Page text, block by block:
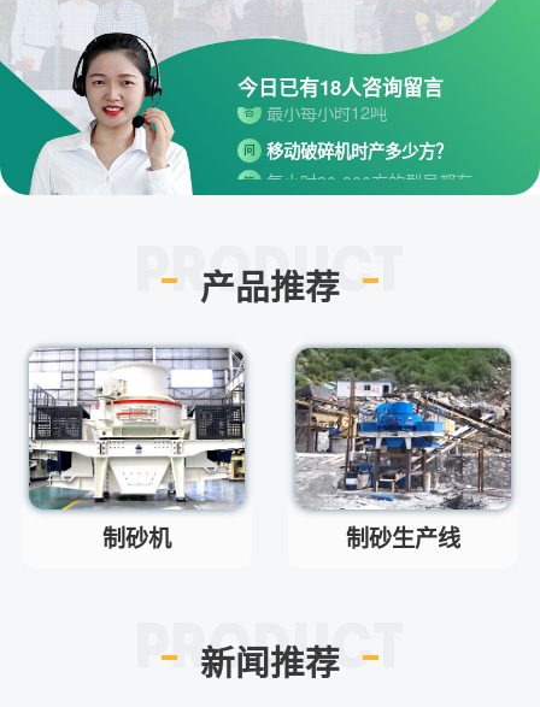
今日已有18人咨询留言
机生产出口基地园区
制砂机最小的产量是多少？
答 最小每小时12吨
问 移动破碎机时产多少方？
答 每小时30-300方的型号都有。
问 红星制砂机在环保上达标吗？
答
主要有细碎机，复合破，对辊制
问 请问厂家地址在哪？
答
河南省郑州市高新技术开发区梧
桐街与红松路交叉口中国高端矿
机生产出口基地园区
问 制砂机最小的产量是多少？
最小每小时12吨
移动破碎机时产多少方？
答 环保测验均达到标准
产品推荐
制砂机 制砂生产线
新闻推荐